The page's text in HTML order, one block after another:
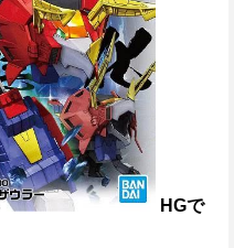
HGで